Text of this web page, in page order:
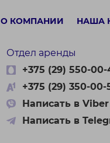
О КОМПАНИИ НАША
Отдел аренды
+375 (29) 550-00-
+375 (29) 350-00-
Написать в Viber
Написать в